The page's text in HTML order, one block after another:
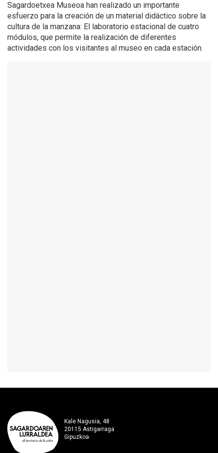
Sagardoetxea Museoa han realizado un importante
esfuerzo para la creación de un material didáctico sobre la
cultura de la manzana: El laboratorio estacional de cuatro
módulos, que permite la realización de diferentes
actividades con los visitantes al museo en cada estación.
Kale Nagusia, 48
20115 Astigarraga
Gipuzkoa